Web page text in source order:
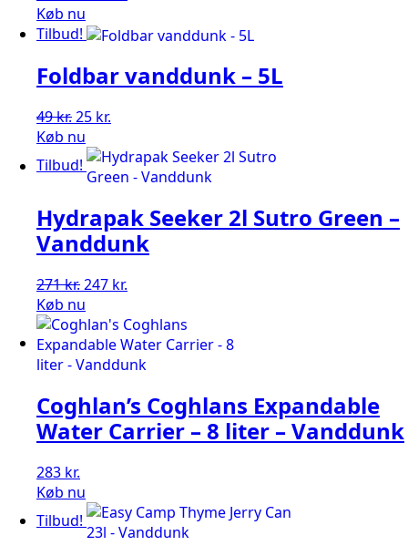
oprindelige
pris
302 kr..
pris
242 kr..
Køb nu
Tilbud!
Foldbar vanddunk – 5L
49kr. Den
oprindelige
pris
var:
25 kr.
pris
er:
Køb nu
Tilbud!
Hydrapak Seeker 2l Sutro Green –
Vanddunk
271kr. Den
oprindelige
pris
var:
271 kr..
247 kr.
pris
er:
247 kr..
Køb nu
Coghlan’s Coghlans Expandable
Water Carrier – 8 liter – Vanddunk
283 kr.
Køb nu
Tilbud!